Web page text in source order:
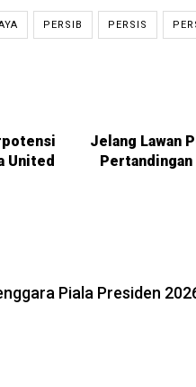
PERSIB PERSIS
United
Jelang Lawan
Piala Presiden